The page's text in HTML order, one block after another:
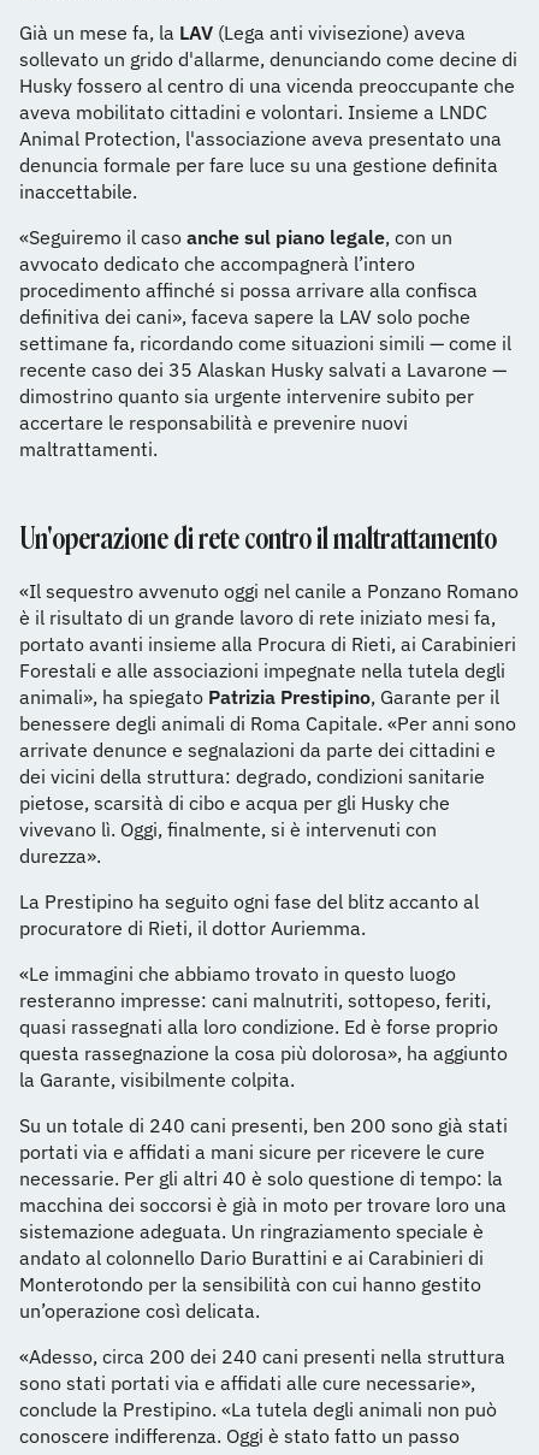
Già un mese fa, la LAV (Lega anti vivisezione) aveva
sollevato un grido d'allarme, denunciando come decine di
Husky fossero al centro di una vicenda preoccupante che
aveva mobilitato cittadini e volontari. Insieme a LNDC
Animal Protection, l'associazione aveva presentato una
denuncia formale per fare luce su una gestione definita
inaccettabile.
«Seguiremo il caso anche sul piano legale, con un
avvocato dedicato che accompagnerà l’intero
procedimento affinché si possa arrivare alla confisca
definitiva dei cani», faceva sapere la LAV solo poche
settimane fa, ricordando come situazioni simili — come il
recente caso dei 35 Alaskan Husky salvati a Lavarone —
dimostrino quanto sia urgente intervenire subito per
accertare le responsabilità e prevenire nuovi
maltrattamenti.
Un'operazione di rete contro il maltrattamento
«Il sequestro avvenuto oggi nel canile a Ponzano Romano
è il risultato di un grande lavoro di rete iniziato mesi fa,
portato avanti insieme alla Procura di Rieti, ai Carabinieri
Forestali e alle associazioni impegnate nella tutela degli
animali», ha spiegato Patrizia Prestipino, Garante per il
benessere degli animali di Roma Capitale. «Per anni sono
arrivate denunce e segnalazioni da parte dei cittadini e
dei vicini della struttura: degrado, condizioni sanitarie
pietose, scarsità di cibo e acqua per gli Husky che
vivevano lì. Oggi, finalmente, si è intervenuti con
durezza».
La Prestipino ha seguito ogni fase del blitz accanto al
procuratore di Rieti, il dottor Auriemma.
«Le immagini che abbiamo trovato in questo luogo
resteranno impresse: cani malnutriti, sottopeso, feriti,
quasi rassegnati alla loro condizione. Ed è forse proprio
questa rassegnazione la cosa più dolorosa», ha aggiunto
la Garante, visibilmente colpita.
Su un totale di 240 cani presenti, ben 200 sono già stati
portati via e affidati a mani sicure per ricevere le cure
necessarie. Per gli altri 40 è solo questione di tempo: la
macchina dei soccorsi è già in moto per trovare loro una
sistemazione adeguata. Un ringraziamento speciale è
andato al colonnello Dario Burattini e ai Carabinieri di
Monterotondo per la sensibilità con cui hanno gestito
un’operazione così delicata.
«Adesso, circa 200 dei 240 cani presenti nella struttura
sono stati portati via e affidati alle cure necessarie»,
conclude la Prestipino. «La tutela degli animali non può
conoscere indifferenza. Oggi è stato fatto un passo